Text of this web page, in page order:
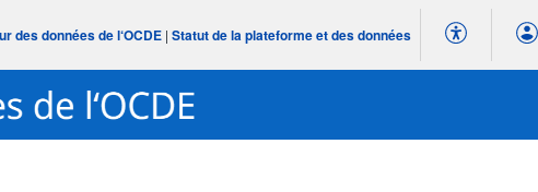
des données de l‘OCDE |Statut de la plateforme et des données